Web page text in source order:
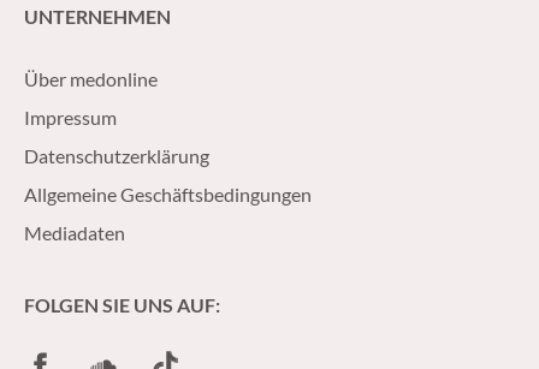
UNTERNEHMEN
Über medonline
Impressum
Datenschutzerklärung
Allgemeine Geschäftsbedingungen
Mediadaten
FOLGEN SIE UNS AUF:
FacebookSoundCloud
TikTok